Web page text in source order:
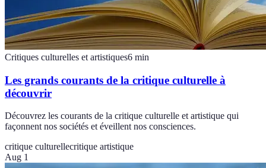
Critiques culturelles et artistiques6 min
Les grands courants de la critique culturelle à
découvrir
Découvrez les courants de la critique culturelle et artistique qui
façonnent nos sociétés et éveillent nos consciences.
critique culturellecritique artistique
Aug 1